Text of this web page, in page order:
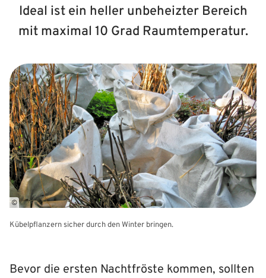
Ideal ist ein heller unbeheizter Bereich
mit maximal 10 Grad Raumtemperatur.
©
Kübelpflanzern sicher durch den Winter bringen.
Bevor die ersten Nachtfröste kommen, sollten